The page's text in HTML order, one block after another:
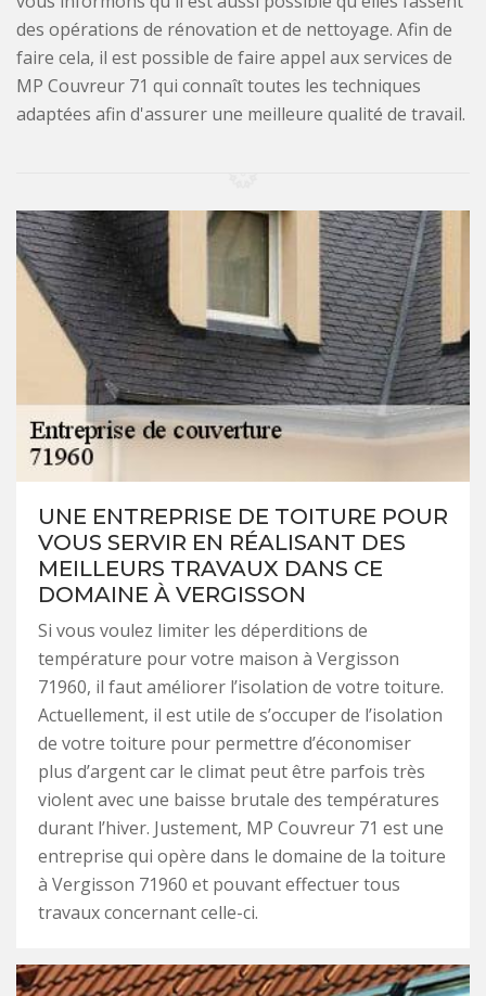
des opérations de rénovation et de nettoyage. Afin de
faire cela, il est possible de faire appel aux services de
MP Couvreur 71 qui connaît toutes les techniques
adaptées afin d'assurer une meilleure qualité de travail.
UNE ENTREPRISE DE TOITURE POUR
VOUS SERVIR EN RÉALISANT DES
MEILLEURS TRAVAUX DANS CE
DOMAINE À VERGISSON
Si vous voulez limiter les déperditions de
température pour votre maison à Vergisson
71960, il faut améliorer l’isolation de votre toiture.
Actuellement, il est utile de s’occuper de l’isolation
de votre toiture pour permettre d’économiser
plus d’argent car le climat peut être parfois très
violent avec une baisse brutale des températures
durant l’hiver. Justement, MP Couvreur 71 est une
entreprise qui opère dans le domaine de la toiture
à Vergisson 71960 et pouvant effectuer tous
travaux concernant celle-ci.